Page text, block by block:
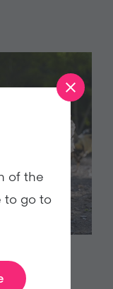
of the
to go to